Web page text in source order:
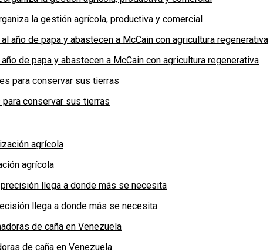
la gestión agrícola, productiva y comercial
de papa y abastecen a McCain con agricultura regenerativa
conservar sus tierras
agrícola
llega a donde más se necesita
de caña en Venezuela